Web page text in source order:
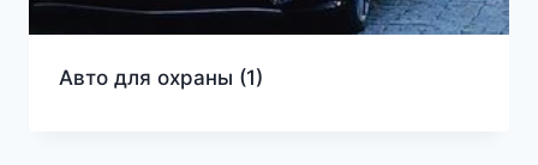
Авто для охраны (1)